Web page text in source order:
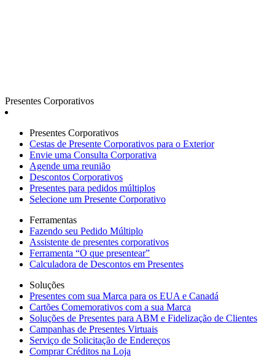
Presentes Corporativos
Presentes Corporativos
Cestas de Presente Corporativos para o Exterior
Envie uma Consulta Corporativa
Agende uma reunião
Descontos Corporativos
Presentes para pedidos múltiplos
Selecione um Presente Corporativo
Ferramentas
Fazendo seu Pedido Múltiplo
Assistente de presentes corporativos
Ferramenta “O que presentear”
Calculadora de Descontos em Presentes
Soluções
Presentes com sua Marca para os EUA e Canadá
Cartões Comemorativos com a sua Marca
Soluções de Presentes para ABM e Fidelização de Clientes
Campanhas de Presentes Virtuais
Serviço de Solicitação de Endereços
Comprar Créditos na Loja